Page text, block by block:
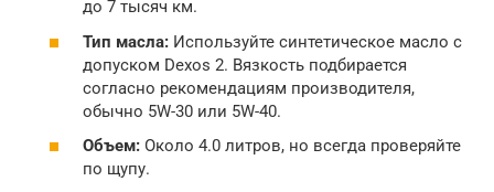
до 7 тысяч км.
Тип масла: Используйте синтетическое масло с
допуском Dexos 2. Вязкость подбирается
согласно рекомендациям производителя,
обычно 5W-30 или 5W-40.
Объем: Около 4.0 литров, но всегда проверяйте
по щупу.